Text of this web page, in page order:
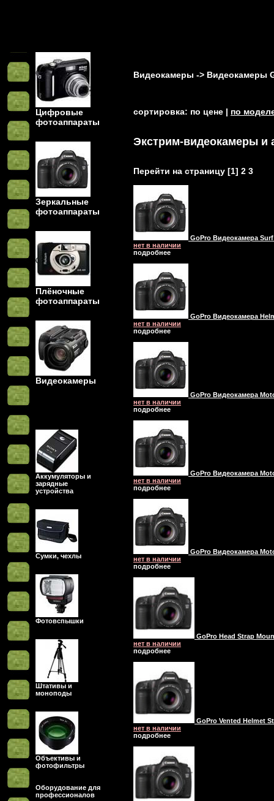
Цифровые
фотоаппараты
Зеркальные
фотоаппараты
Плёночные
фотоаппараты
Видеокамеры
Аккумуляторы и
зарядные
устройства
Сумки, чехлы
Фотовспышки
Штативы и
моноподы
Объективы и
фотофильтры
Оборудование для
профессионалов
Видеокамеры -> Видеокамеры
сортировка: по цене | по
Экстрим-видеокамеры и
Перейти на страницу [1] 2 3
GoPro Видеокамера Surf
нет в наличии
подробнее
GoPro Видеокамера
нет в наличии
подробнее
GoPro Видеокамера
нет в наличии
подробнее
GoPro Видеокамера
нет в наличии
подробнее
GoPro Видеокамера
нет в наличии
подробнее
GoPro Head Strap
нет в наличии
подробнее
GoPro Vented Helmet
нет в наличии
подробнее